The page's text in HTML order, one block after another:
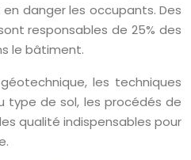
danger les occupants. Des
responsables de 25% des
le bâtiment.
les techniques
type de sol, les procédés de
qualité indispensables pour